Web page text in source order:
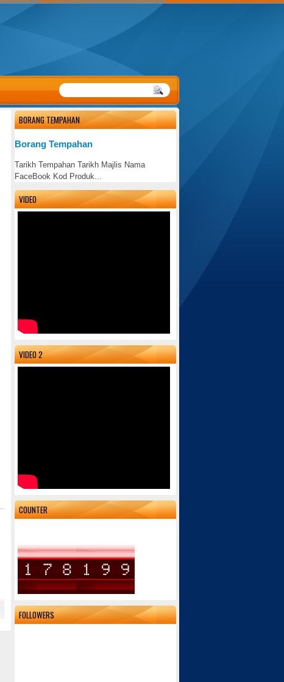
BORANG TEMPAHAN
Borang Tempahan
Tarikh Tempahan Tarikh Majlis Nama
FaceBook Kod Produk...
VIDEO
VIDEO 2
COUNTER
FOLLOWERS